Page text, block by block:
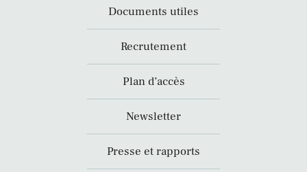
Documents utiles
Recrutement
Plan d’accès
Newsletter
Presse et rapports